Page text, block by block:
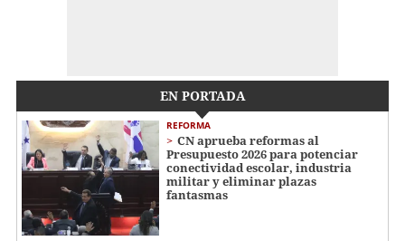
EN PORTADA
REFORMA
CN aprueba reformas al
Presupuesto 2026 para potenciar
conectividad escolar, industria
militar y eliminar plazas
fantasmas